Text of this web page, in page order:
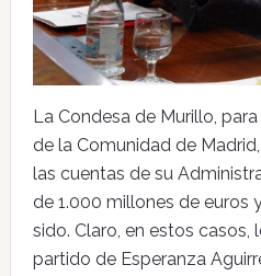
La Condesa de Murillo,
de la Comunidad de
las cuentas de su
de 1.000 millones de euros
sido. Claro, en estos
partido de Esperanza